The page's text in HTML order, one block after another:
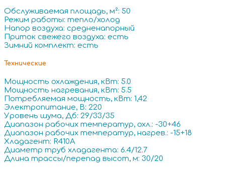
Обслуживаемая площадь, м²: 50
Режим работы: тепло/холод
Напор воздуха: средненапорный
Приток свежего воздуха: есть
Зимний комплект: есть
Технические
Мощность охлаждения, кВт: 5.0
Мощность нагревания, кВт: 5.5
Потребляемая мощность, кВт: 1,42
Электропитание, В: 220
Уровень шума, Дб: 29/33/35
Диапазон рабочих температур, охл.: -30+46
Диапазон рабочих температур, нагрев.: -15+18
Хладагент: R410A
Диаметр труб хладагента: 6.4/12.7
Длина трассы/перепад высот, м: 30/20